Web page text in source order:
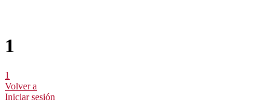
1
1
Volver a
Iniciar sesión